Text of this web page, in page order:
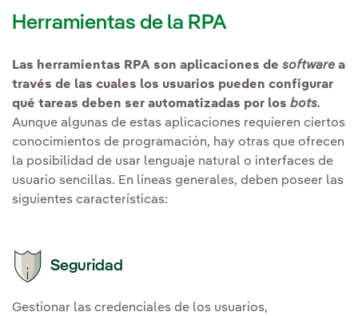
Herramientas de la RPA
Las herramientas RPA son aplicaciones de software a
través de las cuales los usuarios pueden configurar
qué tareas deben ser automatizadas por los bots.
Aunque algunas de estas aplicaciones requieren ciertos
conocimientos de programación, hay otras que ofrecen
la posibilidad de usar lenguaje natural o interfaces de
usuario sencillas. En líneas generales, deben poseer las
siguientes características:
Seguridad
Gestionar las credenciales de los usuarios,